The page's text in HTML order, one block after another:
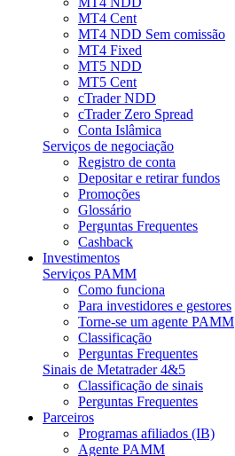
MT4 Cent
MT4 NDD Sem comissão
MT4 Fixed
MT5 NDD
MT5 Cent
cTrader NDD
cTrader Zero Spread
Conta Islâmica
Serviços de negociação
Registro de conta
Depositar e retirar fundos
Promoções
Glossário
Perguntas Frequentes
Cashback
Investimentos
Serviços PAMM
Como funciona
Para investidores e gestores
Torne-se um agente PAMM
Classificação
Perguntas Frequentes
Sinais de Metatrader 4&5
Classificação de sinais
Perguntas Frequentes
Parceiros
Programas afiliados (IB)
Agente PAMM